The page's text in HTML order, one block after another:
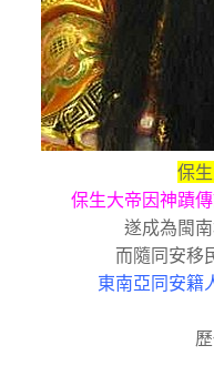
保
保生大帝因神蹟
遂成為閩
而隨同安移
東南亞同安籍